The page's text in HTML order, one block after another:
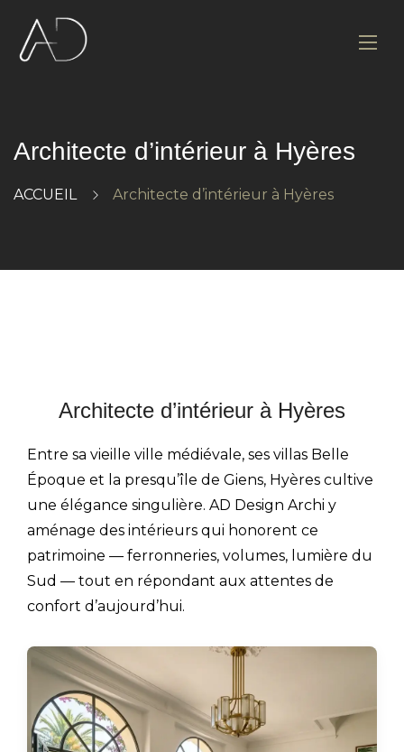
Architecte d’intérieur à Hyères
ACCUEIL Architecte d’intérieur à Hyères
Architecte d’intérieur à Hyères
Entre sa vieille ville médiévale, ses villas Belle
Époque et la presqu’île de Giens, Hyères cultive
une élégance singulière. AD Design Archi y
aménage des intérieurs qui honorent ce
patrimoine — ferronneries, volumes, lumière du
Sud — tout en répondant aux attentes de
confort d’aujourd’hui.